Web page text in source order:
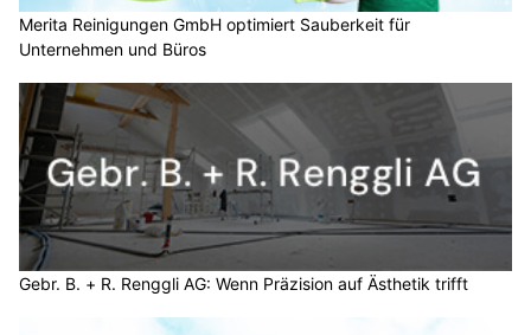
Merita Reinigungen GmbH optimiert Sauberkeit für
Unternehmen und Büros
Gebr. B. + R. Renggli AG: Wenn Präzision auf Ästhetik trifft